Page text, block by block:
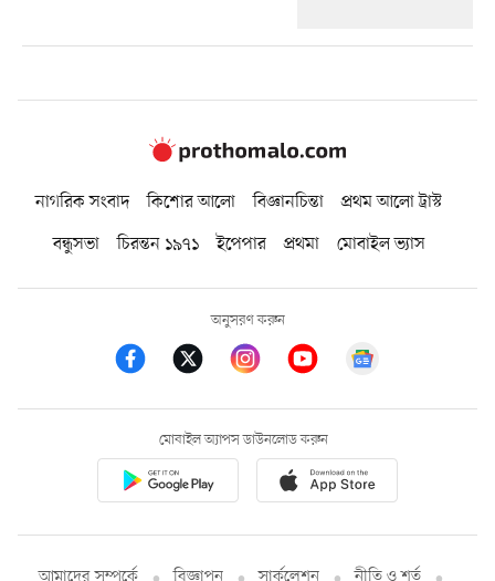
নাগরিক সংবাদ কিশোর আলো বিজ্ঞানচিন্তা
প্রথম আলো ট্রাস্ট
বন্ধুসভা
চিরন্তন ১৯৭১ ইপেপার প্রথমা মোবাইল ভ্যাস
অনুসরণ করুন
মোবাইল অ্যাপস ডাউনলোড করুন
আমাদের সম্পর্কে বিজ্ঞাপন সার্কুলেশন নীতি ও শর্ত